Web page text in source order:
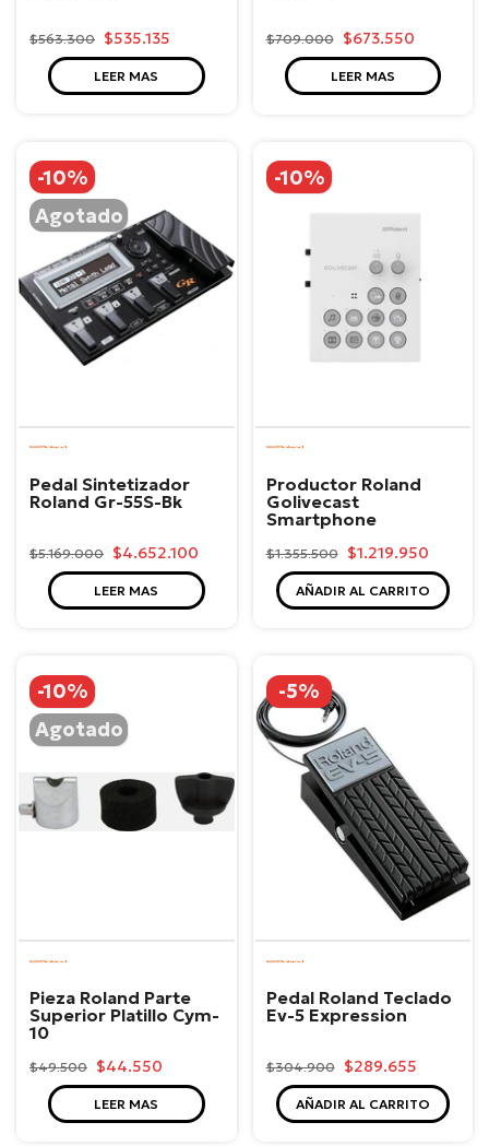
$563.300 $535.135
LEER MAS
$709.000 $673.550
LEER MAS
-10%
Agotado
Pedal Sintetizador
Roland Gr-55S-Bk
$5.169.000 $4.652.100
LEER MAS
-10%
Productor Roland
Golivecast
Smartphone
$1.355.500 $1.219.950
AÑADIR AL CARRITO
-10%
Agotado
Roland
Pieza Roland Parte
Superior Platillo Cym-
10
$49.500 $44.550
LEER MAS
-5%
Roland
Pedal Roland Teclado
Ev-5 Expression
$304.900 $289.655
AÑADIR AL CARRITO